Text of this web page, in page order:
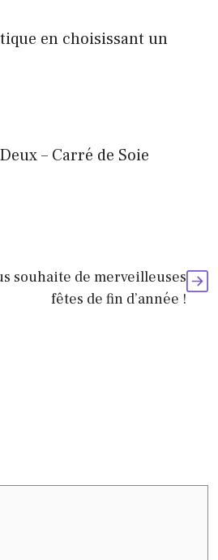
en choisissant un
– Carré de Soie
souhaite de merveilleuses
fêtes de fin d’année !